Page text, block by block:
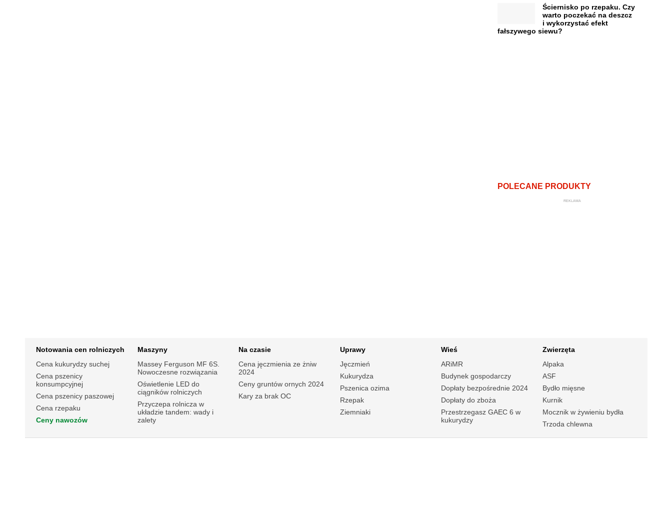
Ściernisko po rzepaku. Czy
warto poczekać na deszcz
i wykorzystać efekt
fałszywego siewu?
POLECANE PRODUKTY
REKLAMA
Notowania cen rolniczych
Cena kukurydzy suchej
Cena pszenicy
konsumpcyjnej
Cena pszenicy paszowej
Cena rzepaku
Ceny nawozów
Maszyny
Massey Ferguson MF 6S.
Nowoczesne rozwiązania
Oświetlenie LED do
ciągników rolniczych
Przyczepa rolnicza w
układzie tandem: wady i
zalety
Na czasie
Cena jęczmienia ze żniw
2024
Ceny gruntów ornych 2024
Kary za brak OC
Uprawy
Jęczmień
Kukurydza
Pszenica ozima
Rzepak
Ziemniaki
Wieś
ARiMR
Budynek gospodarczy
Dopłaty bezpośrednie 2024
Dopłaty do zboża
Przestrzegasz GAEC 6 w
kukurydzy
Zwierzęta
Alpaka
ASF
Bydło mięsne
Kurnik
Mocznik w żywieniu bydła
Trzoda chlewna